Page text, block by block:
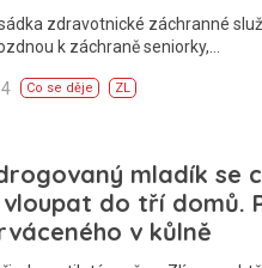
zdravotnické záchranné
k záchraně seniorky,…
Co se děje ZL
mladík se
do tří domů.
v kůlně